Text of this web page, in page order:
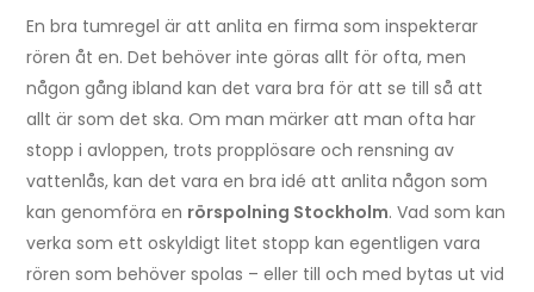
En bra tumregel är att anlita en firma som inspekterar
rören åt en. Det behöver inte göras allt för ofta, men
någon gång ibland kan det vara bra för att se till så att
allt är som det ska. Om man märker att man ofta har
stopp i avloppen, trots propplösare och rensning av
vattenlås, kan det vara en bra idé att anlita någon som
kan genomföra en rörspolning Stockholm. Vad som kan
verka som ett oskyldigt litet stopp kan egentligen vara
rören som behöver spolas – eller till och med bytas ut vid